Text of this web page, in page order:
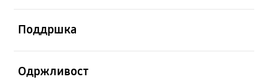
Поддршка
Одржливост